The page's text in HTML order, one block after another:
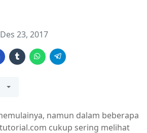
Des 23, 2017
namun dalam beberapa
cukup sering melihat